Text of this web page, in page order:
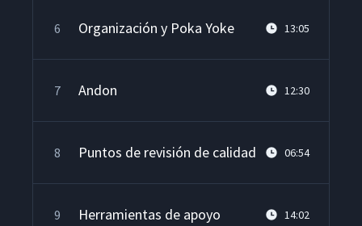
6 Organización y Poka Yoke 13:05
7 Andon 12:30
8 Puntos de revisión de calidad 06:54
9 Herramientas de apoyo 14:02